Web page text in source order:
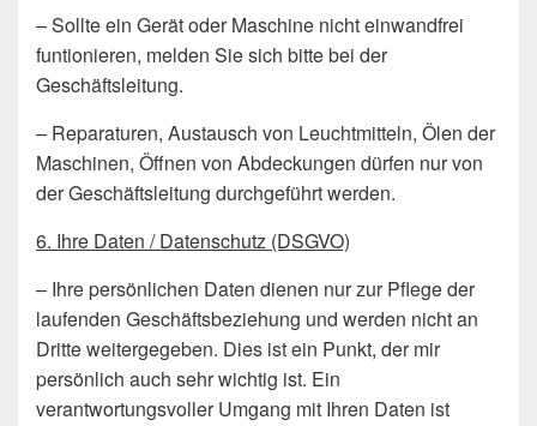
– Sollte ein Gerät oder Maschine nicht einwandfrei
funtionieren, melden Sie sich bitte bei der
Geschäftsleitung.
– Reparaturen, Austausch von Leuchtmitteln, Ölen der
Maschinen, Öffnen von Abdeckungen dürfen nur von
der Geschäftsleitung durchgeführt werden.
6. Ihre Daten / Datenschutz (DSGVO)
– Ihre persönlichen Daten dienen nur zur Pflege der
laufenden Geschäftsbeziehung und werden nicht an
Dritte weitergegeben. Dies ist ein Punkt, der mir
persönlich auch sehr wichtig ist. Ein
verantwortungsvoller Umgang mit Ihren Daten ist